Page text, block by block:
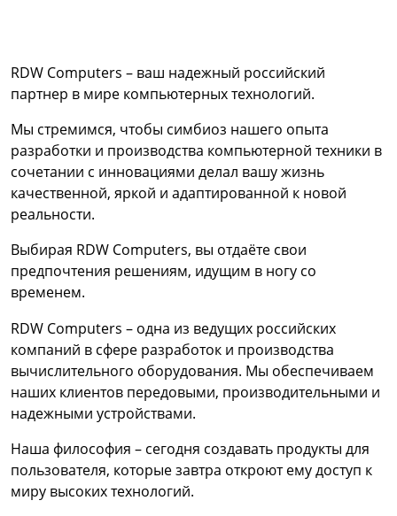
RDW Computers – ваш надежный российский
партнер в мире компьютерных технологий.
Мы стремимся, чтобы симбиоз нашего опыта
разработки и производства компьютерной техники в
сочетании с инновациями делал вашу жизнь
качественной, яркой и адаптированной к новой
реальности.
Выбирая RDW Computers, вы отдаёте свои
предпочтения решениям, идущим в ногу со
временем.
RDW Computers – одна из ведущих российских
компаний в сфере разработок и производства
вычислительного оборудования. Мы обеспечиваем
наших клиентов передовыми, производительными и
надежными устройствами.
Наша философия – сегодня создавать продукты для
пользователя, которые завтра откроют ему доступ к
миру высоких технологий.